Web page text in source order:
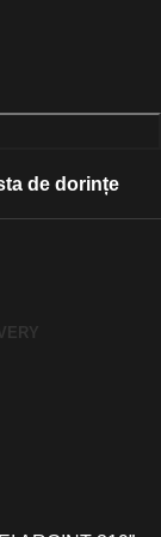
de dorințe